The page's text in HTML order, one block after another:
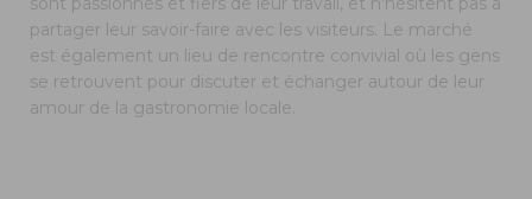
partager leur savoir-faire avec les visiteurs. Le marché
est également un lieu de rencontre convivial où les gens
se retrouvent pour discuter et échanger autour de leur
amour de la gastronomie locale.